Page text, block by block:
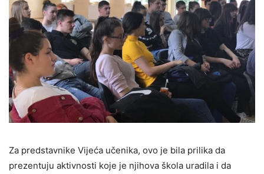
Za predstavnike Vijeća učenika, ovo je bila prilika da
prezentuju aktivnosti koje je njihova škola uradila i da